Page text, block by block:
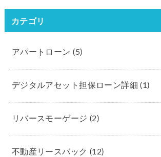
カテゴリ
アパートローン(5)
デジタルアセット担保ローン詳細(1)
リバースモーゲージ (2)
不動産リースバック (12)